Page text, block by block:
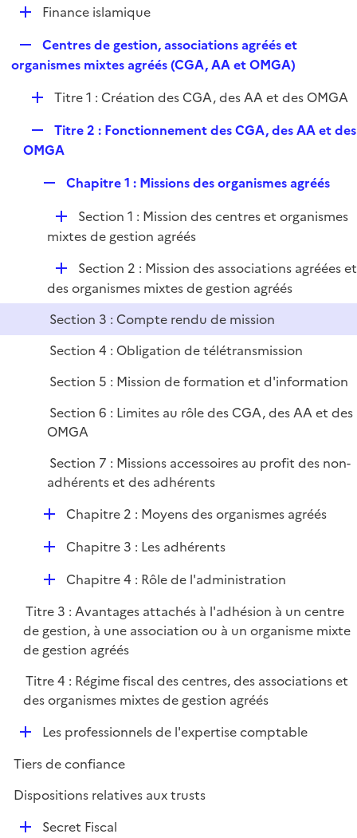
e
r
D
p
l
i
e
r
Finance islamique
e
l
r
Centres de gestion, associations agréés et
organismes mixtes agréés (CGA, AA et OMGA)
D
l
Titre 1 : Création des CGA, des AA et des OMGA
e
l
r
Titre 2 : Fonctionnement des CGA, des AA et des
OMGA
p
l
i
e
r
Chapitre 1 : Missions des organismes agréés
D
é
i
e
r
Section 1 : Mission des centres et organismes
mixtes de gestion agréés
D
é
p
l
i
r
Section 2 : Mission des associations agréées et
des organismes mixtes de gestion agréés
Section 3 : Compte rendu de mission
Section 4 : Obligation de télétransmission
Section 5 : Mission de formation et d'information
Section 6 : Limites au rôle des CGA, des AA et des
OMGA
Section 7 : Missions accessoires au profit des non-
adhérents et des adhérents
D
e
r
Chapitre 2 : Moyens des organismes agréés
D
l
i
e
r
Chapitre 3 : Les adhérents
D
p
l
i
e
r
Chapitre 4 : Rôle de l'administration
Titre 3 : Avantages attachés à l'adhésion à un centre
de gestion, à une association ou à un organisme mixte
de gestion agréés
Titre 4 : Régime fiscal des centres, des associations et
des organismes mixtes de gestion agréés
D
p
l
i
Les professionnels de l'expertise comptable
Tiers de confiance
Dispositions relatives aux trusts
DSecret Fiscal